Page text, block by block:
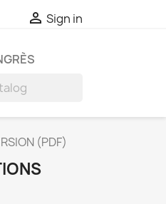
 Sign in
(PDF)